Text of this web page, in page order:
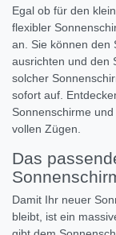
Egal ob für den
flexibler
an. Sie können den
ausrichten und den
solcher
sofort auf.
Sonnenschirme
vollen Zügen.
Das
Damit Ihr neuer
bleibt, ist ein